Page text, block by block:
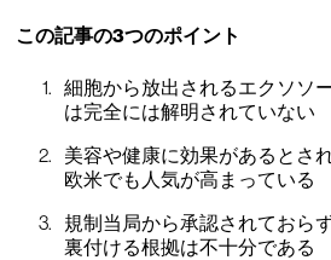
この記事の3つのポイント
細胞から放出されるエクソソ
は完全には解明されていない
美容や健康に効果があるとさ
欧米でも人気が高まっている
規制当局から承認されておら
裏付ける根拠は不十分である